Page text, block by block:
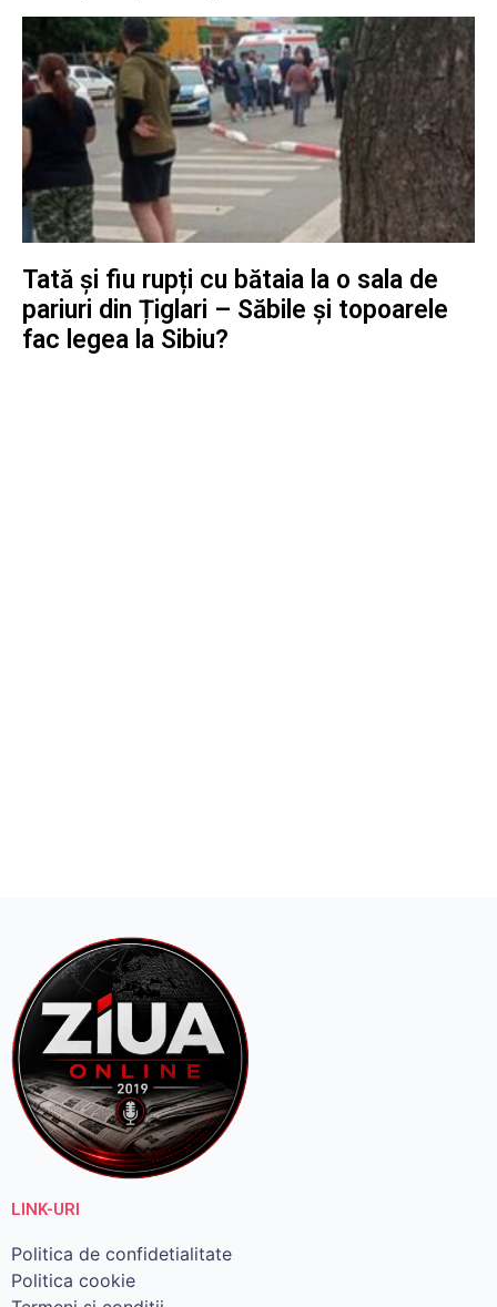
Tată și fiu rupți cu bătaia la o sala de
pariuri din Țiglari – Săbile și topoarele
fac legea la Sibiu?
LINK-URI
Politica de confidetialitate
Politica cookie